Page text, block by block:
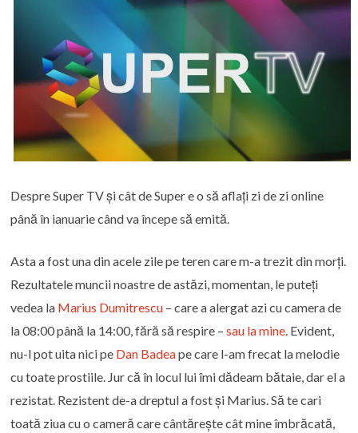
Despre Super TV și cât de Super e o să aflați zi de zi online
până în ianuarie când va începe să emită.
Asta a fost una din acele zile pe teren care m-a trezit din morți.
Rezultatele muncii noastre de astăzi, momentan, le puteți
vedea la Marius Dumitrescu – care a alergat azi cu camera de
la 08:00 până la 14:00, fără să respire –sau la mine. Evident,
nu-l pot uita nici pe Dan Badeape care l-am frecat la melodie
cu toate prostiile. Jur că în locul lui îmi dădeam bătaie, dar el a
rezistat. Rezistent de-a dreptul a fost și Marius. Să te cari
toată ziua cu o cameră care cântărește cât mine îmbrăcată,